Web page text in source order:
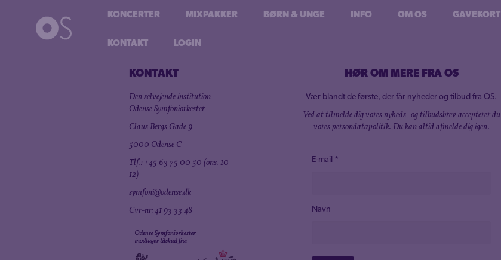
KONCERTER MIXPAKKER BØRN & UNGE INFO OM OS GAVEKORT
KONTAKT LOGIN
KONTAKT
Den selvejende institution
Odense Symfoniorkester
Claus Bergs Gade 9
5000 Odense C
Tlf.: +45 63 75 00 50 (ons. 10-
12)
symfoni@odense.dk
Cvr-nr: 41 93 33 48
HØR OM MERE FRA OS
Vær blandt de første, der får nyheder og tilbud fra OS.
Ved at tilmelde dig vores nyheds- og tilbudsbrev accepterer du
vorespersondatapolitik. Du kan altid afmelde dig igen.
E-mail *
Navn